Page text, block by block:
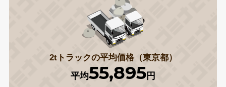
2tトラックの平均価格（東京都）
平均55,895 円